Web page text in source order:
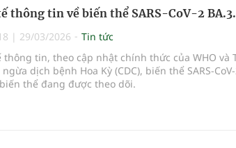
thông tin về biến thể SARS-CoV-2
| 29/03/2026
Tin tức
thông tin, theo cập nhật chính thức của WHO và
dịch bệnh Hoa Kỳ (CDC), biến thể SARS-
thể đang được theo dõi.